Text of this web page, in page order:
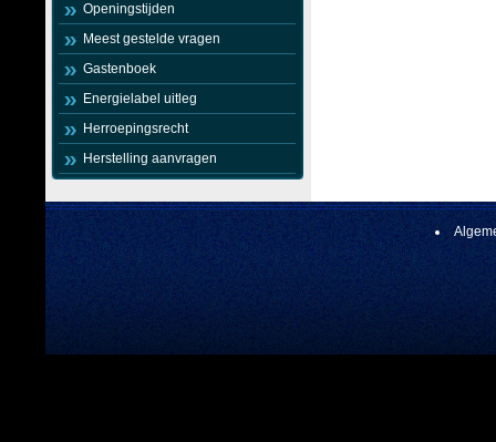
Openingstijden
Meest gestelde vragen
Gastenboek
Energielabel uitleg
Herroepingsrecht
Herstelling aanvragen